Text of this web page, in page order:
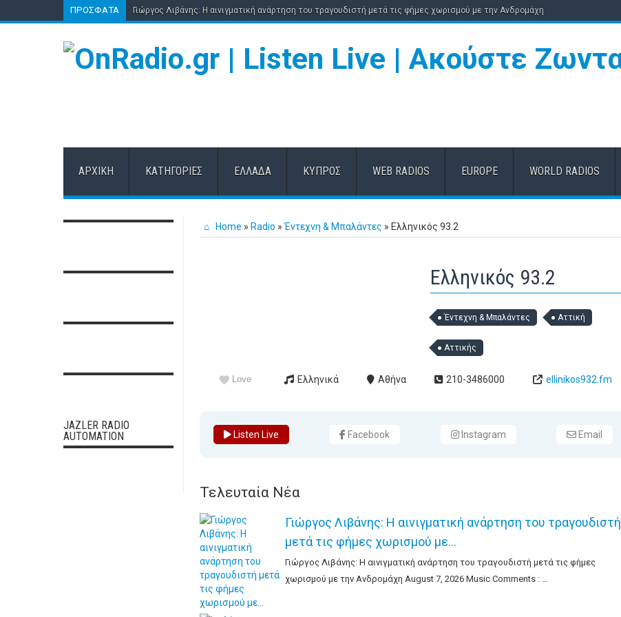
ΠΡΌΣΦΑΤΑ Γιώργος Λιβάνης: Η αινιγματική ανάρτηση του τραγουδιστή μετά τις φήμες χωρισμού με την Ανδρομάχη
ΑΡΧΙΚΉ ΚΑΤΗΓΟΡΊΕΣ ΕΛΛΆΔΑ ΚΎΠΡΟΣ WEB RADIOS EUROPE WORLD RADIOS
Home » Radio » Έντεχνη & Μπαλάντες » Ελληνικός 93.2
Ελληνικός 93.2
Έντεχνη & Μπαλάντες Αττική
Αττικής
Love Ελληνικά Αθήνα 210-3486000 ellinikos932.fm
Listen Live Facebook Instagram Email
Τελευταία Νέα
Γιώργος Λιβάνης: Η αινιγματική ανάρτηση του τραγουδιστή
μετά τις φήμες χωρισμού με…
Γιώργος Λιβάνης: Η αινιγματική ανάρτηση του τραγουδιστή μετά τις φήμες
χωρισμού με την Ανδρομάχη August 7, 2026 Music Comments : …
JAZLER RADIO
AUTOMATION